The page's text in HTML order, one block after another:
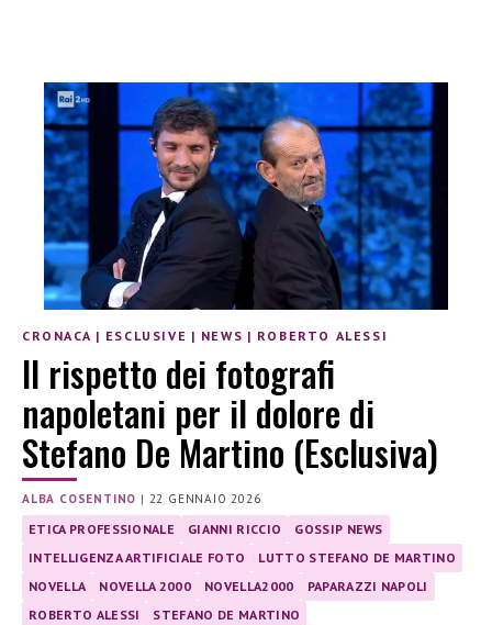
CRONACA | ESCLUSIVE | NEWS | ROBERTO ALESSI
Il rispetto dei fotografi
napoletani per il dolore di
Stefano De Martino (Esclusiva)
ALBA COSENTINO | 22 GENNAIO 2026
ETICA PROFESSIONALE GIANNI RICCIO
GOSSIP NEWS
INTELLIGENZA ARTIFICIALE FOTO
LUTTO STEFANO DE MARTINO
NOVELLA
NOVELLA 2000 NOVELLA2000
PAPARAZZI NAPOLI
ROBERTO ALESSI
STEFANO DE MARTINO